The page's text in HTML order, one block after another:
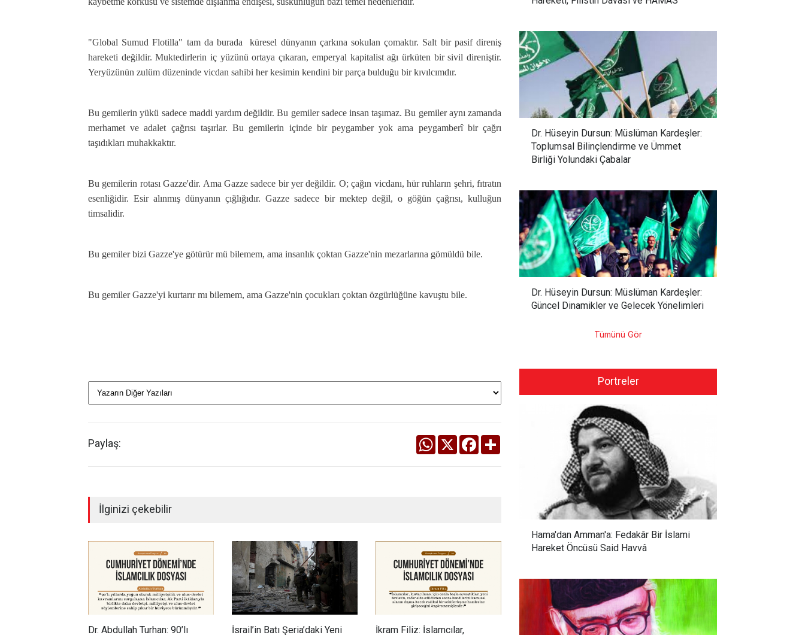
"Global Sumud Flotilla" tam da burada küresel dünyanın çarkına sokulan çomaktır. Salt bir pasif direniş
hareketi değildir. Muktedirlerin iç yüzünü ortaya çıkaran, emperyal kapitalist ağı ürküten bir sivil direniştir.
Yeryüzünün zulüm düzeninde vicdan sahibi her kesimin kendini bir parça bulduğu bir kıvılcımdır.
Bu gemilerin yükü sadece maddi yardım değildir. Bu gemiler sadece insan taşımaz. Bu gemiler aynı zamanda
merhamet ve adalet çağrısı taşırlar. Bu gemilerin içinde bir peygamber yok ama peygamberî bir çağrı
taşıdıkları muhakkaktır.
Bu gemilerin rotası Gazze'dir. Ama Gazze sadece bir yer değildir. O; çağın vicdanı, hür ruhların şehri, fıtratın
esenliğidir. Esir alınmış dünyanın çığlığıdır. Gazze sadece bir mektep değil, o göğün çağrısı, kulluğun
timsalidir.
Bu gemiler bizi Gazze'ye götürür mü bilemem, ama insanlık çoktan Gazze'nin mezarlarına gömüldü bile.
Bu gemiler Gazze'yi kurtarır mı bilemem, ama Gazze'nin çocukları çoktan özgürlüğüne kavuştu bile.
Paylaş: WhatsApp
X Facebook
İlginizi çekebilir
Dr. Abdullah Turhan: 90’lı
İsrail’in Batı Şeria’daki Yeni
İkram Filiz: İslamcılar,
Adem Ceylan: İslamcılar
Prof. Dr. Mustafa Tekin:
Dr. Hüseyin Dursun: Müslüman Kardeşler:
Toplumsal Bilinçlendirme ve Ümmet
Birliği Yolundaki Çabalar
Dr. Hüseyin Dursun: Müslüman Kardeşler:
Güncel Dinamikler ve Gelecek Yönelimleri
Tümünü Gör
Portreler
Hama'dan Amman'a: Fedakâr Bir İslami
Hareket Öncüsü Said Havvâ